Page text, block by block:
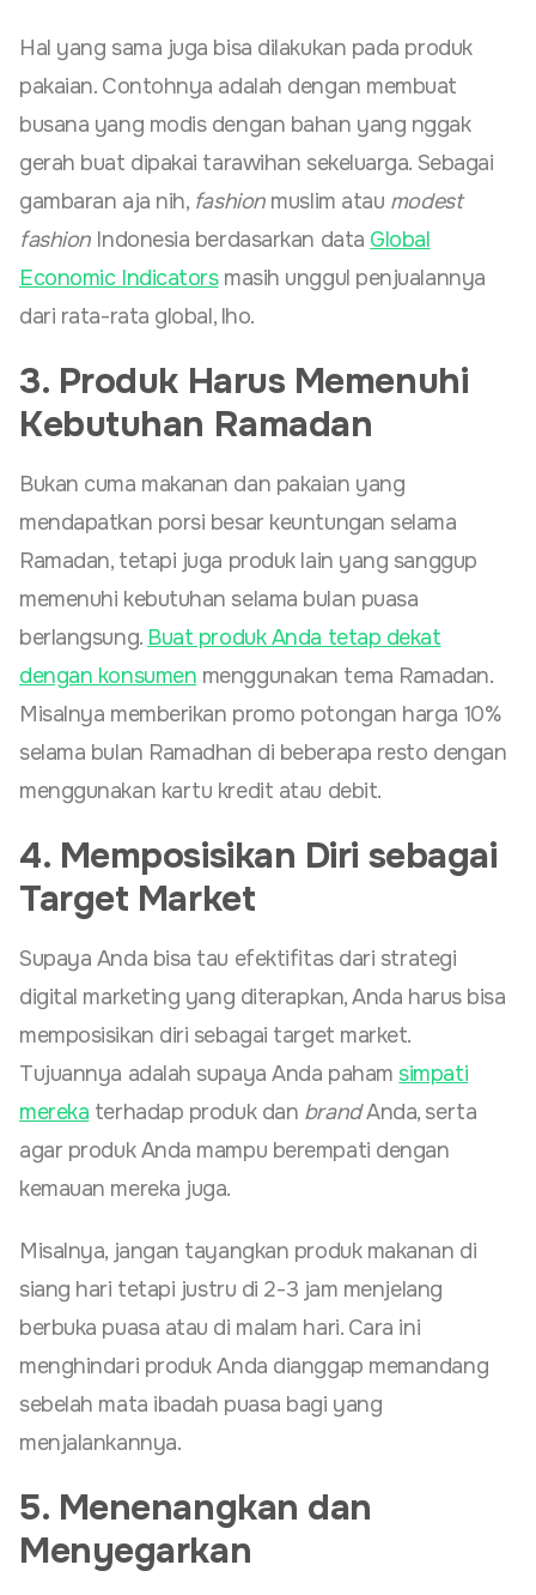
Hal yang sama juga bisa dilakukan pada produk
pakaian. Contohnya adalah dengan membuat
busana yang modis dengan bahan yang nggak
gerah buat dipakai tarawihan sekeluarga. Sebagai
gambaran aja nih, fashionmuslim atau modest
fashionIndonesia berdasarkan data Global
Economic Indicatorsmasih unggul penjualannya
dari rata-rata global, lho.
3. Produk Harus Memenuhi
Kebutuhan Ramadan
Bukan cuma makanan dan pakaian yang
mendapatkan porsi besar keuntungan selama
Ramadan, tetapi juga produk lain yang sanggup
memenuhi kebutuhan selama bulan puasa
berlangsung. Buat produk Anda tetap dekat
dengan konsumen menggunakan tema Ramadan.
Misalnya memberikan promo potongan harga 10%
selama bulan Ramadhan di beberapa resto dengan
menggunakan kartu kredit atau debit.
4. Memposisikan Diri sebagai
Target Market
Supaya Anda bisa tau efektifitas dari strategi
digital marketing yang diterapkan, Anda harus bisa
memposisikan diri sebagai target market.
Tujuannya adalah supaya Anda pahamsimpati
mereka terhadap produk dan brandAnda, serta
agar produk Anda mampu berempati dengan
kemauan mereka juga.
Misalnya, jangan tayangkan produk makanan di
siang hari tetapi justru di 2-3 jam menjelang
berbuka puasa atau di malam hari. Cara ini
menghindari produk Anda dianggap memandang
sebelah mata ibadah puasa bagi yang
menjalankannya.
5. Menenangkan dan
Menyegarkan